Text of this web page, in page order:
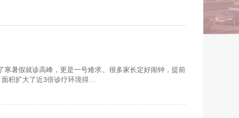
暑假就诊高峰，更是一号难求。很多家长定好闹钟，提前
积扩大了近3倍诊疗环境得…